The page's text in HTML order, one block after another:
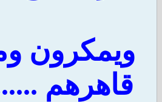
ويمكرون
قاهرهم